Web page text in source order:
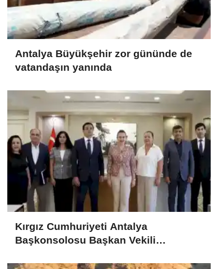
Antalya Büyükşehir zor gününde de
vatandaşın yanında
Kırgız Cumhuriyeti Antalya
Başkonsolosu Başkan Vekili